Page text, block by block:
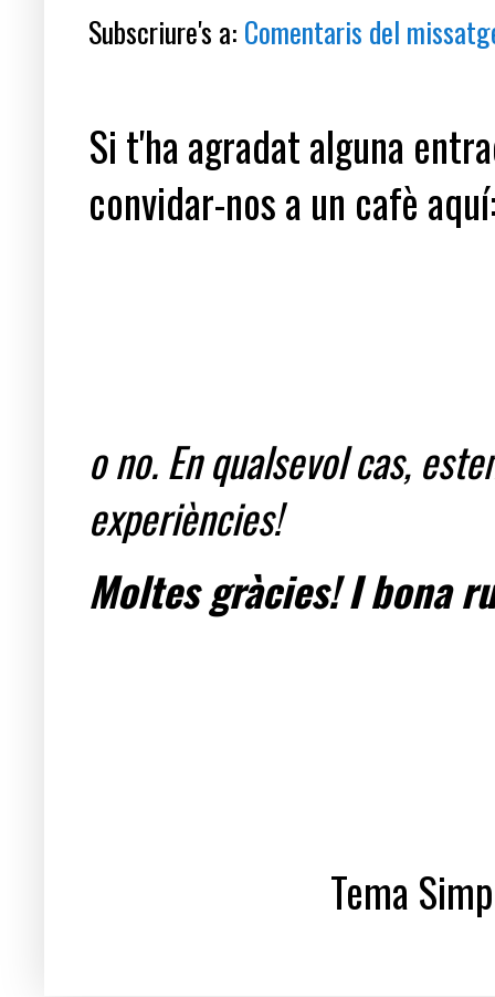
Subscriure's a: Comentaris del
Si t'ha agradat alguna
convidar-nos a un cafè
o no. En qualsevol cas,
experiències!
Moltes gràcies! I bona
Tema